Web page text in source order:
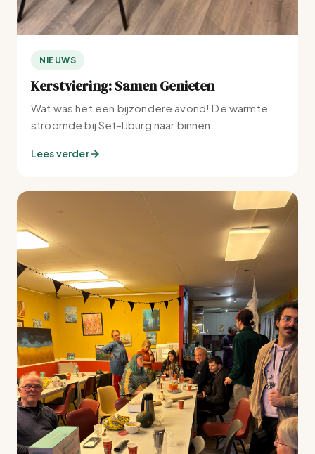
NIEUWS
Kerstviering: Samen Genieten
Wat was het een bijzondere avond! De warmte
stroomde bij Set-IJburg naar binnen.
Lees verder